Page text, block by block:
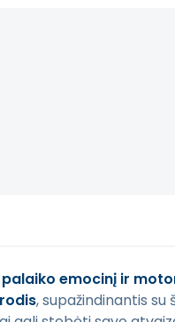
palaiko emocinį ir
, supažindinantis su